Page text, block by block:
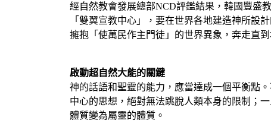
經自然教會發展總部NCD評鑑結果，韓國豐盛
「雙翼宣教中心」，要在世界各地建造神所設
擁抱「使萬民作主門徒」的世界異象，奔走直到
啟動超自然大能的關鍵
神的話語和聖靈的能力，應當達成一個平衡點
中心的思想，絕對無法跳脫人類本身的限制；
體質變為屬靈的體質。